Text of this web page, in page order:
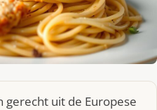
gerecht uit de Europese